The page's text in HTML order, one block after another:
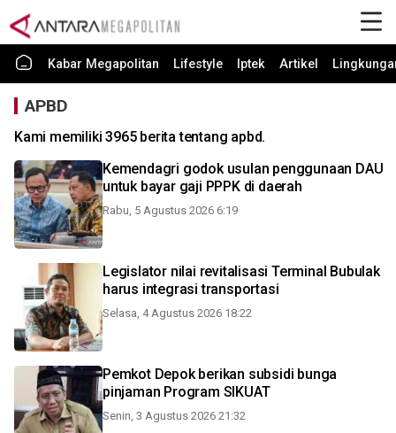
Kabar Megapolitan Lifestyle Iptek Artikel
APBD
Kami memiliki 3965 berita tentang apbd.
Kemendagri godok usulan penggunaan DAU
untuk bayar gaji PPPK di daerah
Rabu, 5 Agustus 2026 6:19
Legislator nilai revitalisasi Terminal Bubulak
harus integrasi transportasi
Selasa, 4 Agustus 2026 18:22
Pemkot Depok berikan subsidi bunga
pinjaman Program SIKUAT
Senin, 3 Agustus 2026 21:32